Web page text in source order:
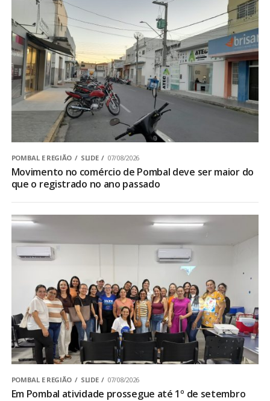
POMBAL E REGIÃO SLIDE 07/08/2026
Movimento no comércio de Pombal deve ser maior do
que o registrado no ano passado
POMBAL E REGIÃO SLIDE 07/08/2026
Em Pombal atividade prossegue até 1º de setembro